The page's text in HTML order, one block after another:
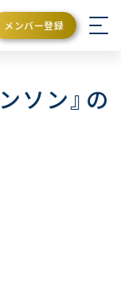
メンバー登録
ソン』の